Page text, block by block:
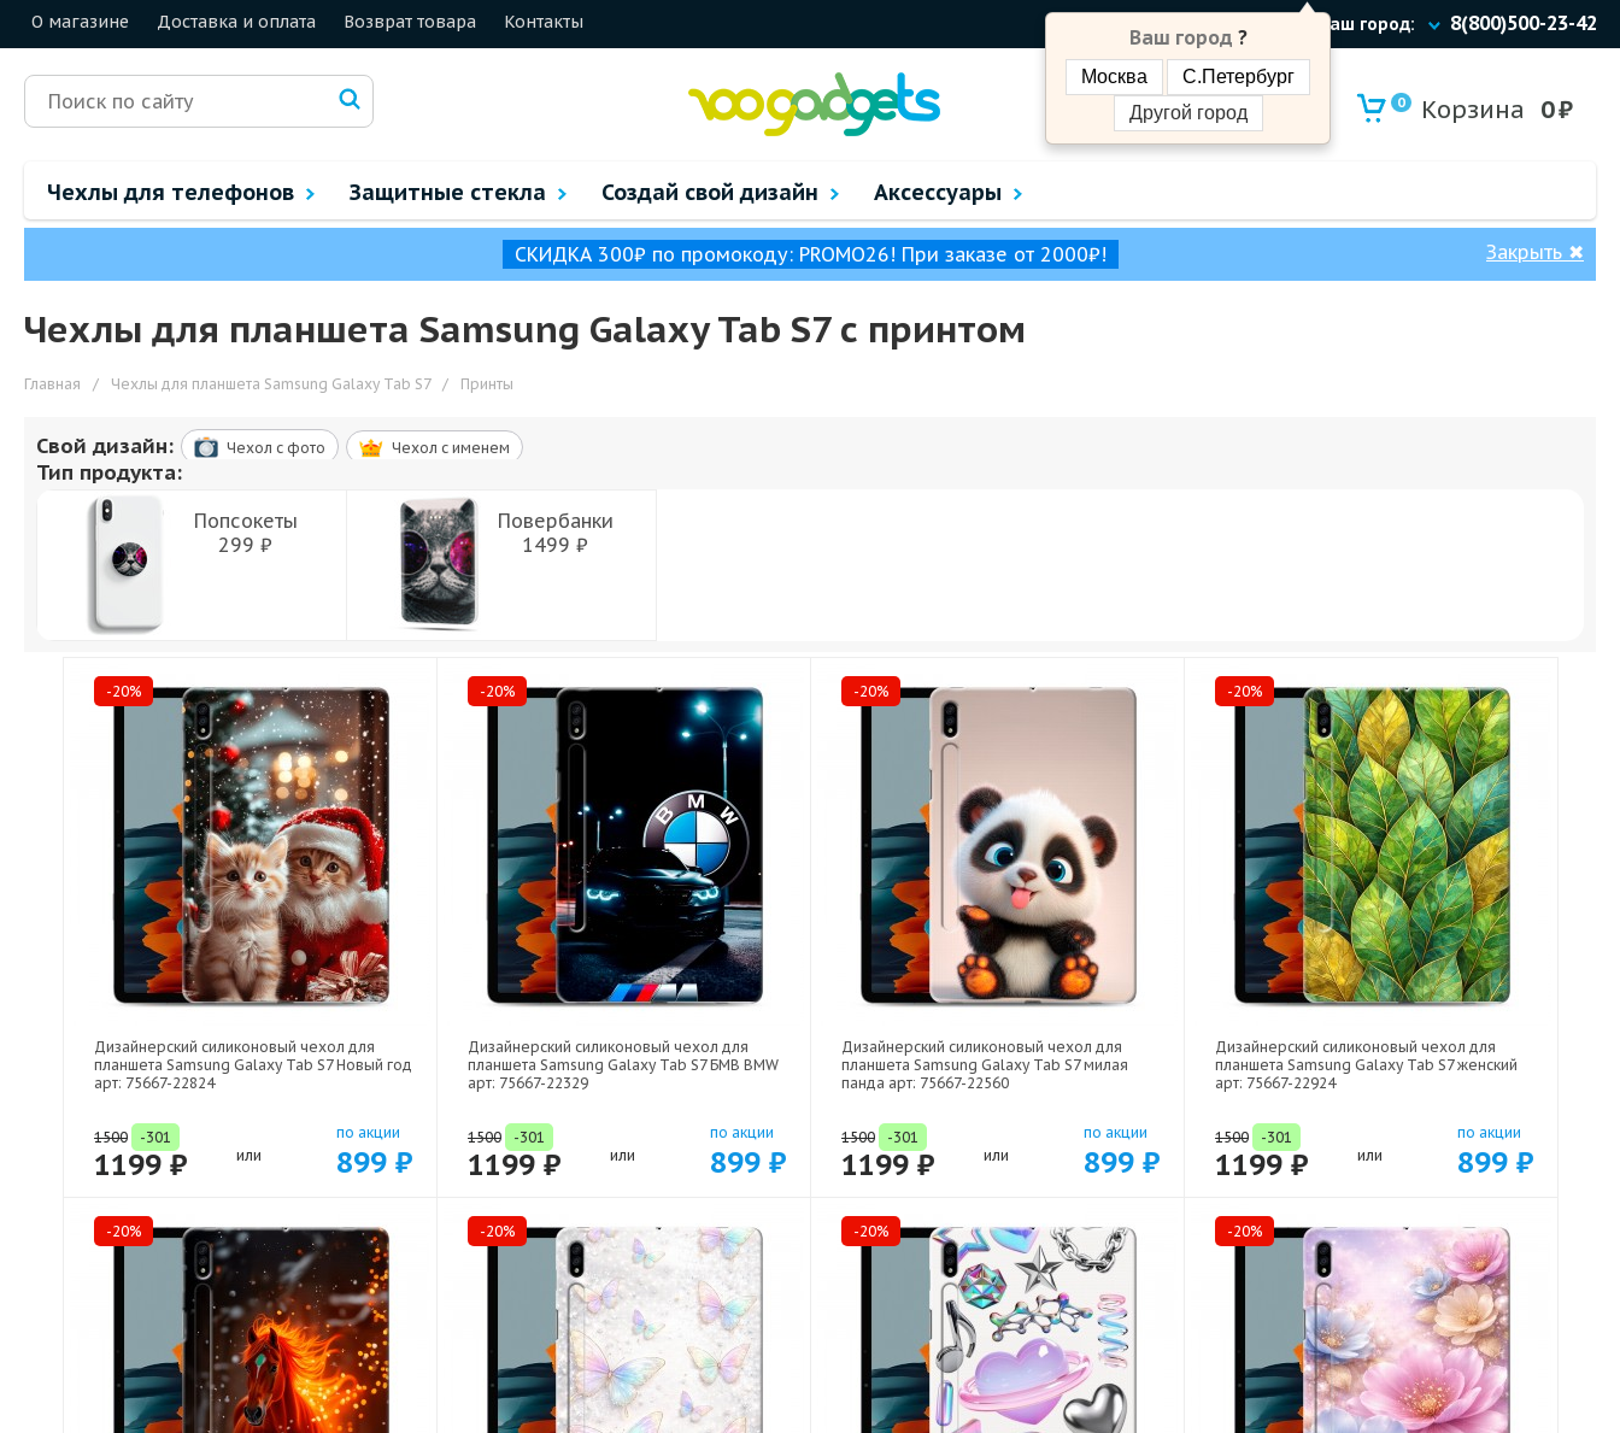
О магазине Доставка и оплата Возврат товара Контакты Ваш город:
Ваш город ?
Москва
С.Петербург
Другой город
8(800)500-23-42
0 Корзина 0₽
Чехлы для телефонов Защитные стекла Создай свой дизайн Аксессуары
СКИДКА 300₽ по промокоду: PROMO26! При заказе от 2000₽! Закрыть ✖
Чехлы для планшета Samsung Galaxy Tab S7 с принтом
Главная / Чехлы для планшета Samsung Galaxy Tab S7 / Принты
Свой дизайн: Чехол c фото Чехол c именем
Тип продукта:
Попсокеты
299 ₽
Повербанки
1499 ₽
-20%
Дизайнерский силиконовый чехол для
планшета Samsung Galaxy Tab S7 Новый год
арт: 75667-22824
1500 -301
1199 ₽ или
по акции
899 ₽
-20%
Дизайнерский силиконовый чехол для
планшета Samsung Galaxy Tab S7 БМВ BMW
арт: 75667-22329
1500 -301
1199 ₽ или
по акции
899 ₽
-20%
Дизайнерский силиконовый чехол для
планшета Samsung Galaxy Tab S7 милая
панда арт: 75667-22560
1500 -301
1199 ₽ или
по акции
899 ₽
-20%
Дизайнерский силиконовый чехол для
планшета Samsung Galaxy Tab S7 женский
арт: 75667-22924
1500 -301
1199 ₽ или
по акции
899 ₽
-20% -20% -20% -20%